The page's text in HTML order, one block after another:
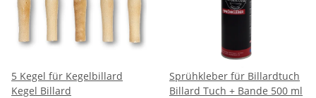
5 Kegel für Kegelbillard
Kegel Billard
Sprühkleber für Billardtuch
Billard Tuch + Bande 500 ml